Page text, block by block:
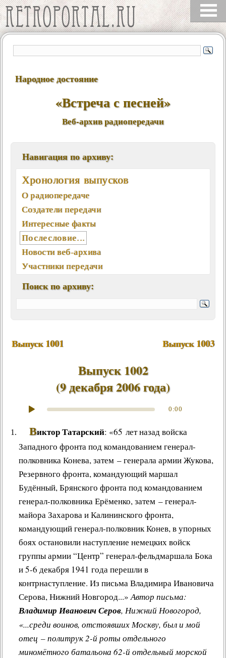
Народное достояние
«Встреча с песней»
Веб-архив радиопередачи
Навигация по архиву:
Хронология выпусков
О радиопередаче
Создатели передачи
Интересные факты
Послесловие...
Новости веб-архива
Участники передачи
Статьи, интервью, книги
Памятные даты августа
Песни, мелодии
Композиторы
Поэты
Ансамбли, оркестры, хоры
Из фонотеки «Встречи...»
Другие работы В.В.Татарского
Из архива «Радио России»
Предтеча «Встречи с песней»
Поиск по архиву:
Выпуск 1001 Выпуск 1003
Выпуск 1002
(9 декабря 2006 года)
0:00
Виктор Татарский: «65 лет назад войска
Западного фронта под командованием генерал-
полковника Конева, затем – генерала армии Жукова,
Резервного фронта, командующий маршал
Будённый, Брянского фронта под командованием
генерал-полковника Ерёменко, затем – генерал-
майора Захарова и Калининского фронта,
командующий генерал-полковник Конев, в упорных
боях остановили наступление немецких войск
группы армии “Центр” генерал-фельдмаршала Бока
и 5-6 декабря 1941 года перешли в
контрнаступление. Из письма Владимира Ивановича
Серова, Нижний Новгород...»Автор письма:
Владимир Иванович Серов, Нижний Новогород,
«...среди воинов, отстоявших Москву, был и мой
отец – политрук 2-й роты отдельного
миномётного батальона 62-й отдельный морской